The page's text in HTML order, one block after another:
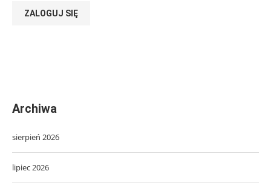
ZALOGUJ SIĘ
Archiwa
sierpień 2026
lipiec 2026